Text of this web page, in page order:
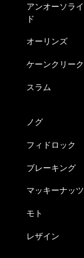
アンオーソラ
ド
オーリンズ
ケーンクリーク
スラム
ノグ
フィドロック
ブレーキング
マッキーナッツ
モト
レザイン